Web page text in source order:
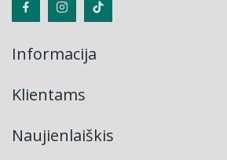
Informacija
Klientams
Naujienlaiškis